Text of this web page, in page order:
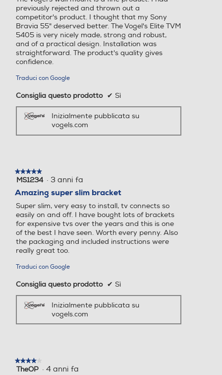
previously rejected and thrown out a
competitor's product. I thought that my Sony
Bravia 55" deserved better. The Vogel's Elite TVM
5405 is very nicely made, strong and robust,
and of a practical design. Installation was
straightforward. The product's quality gives
confidence.
Traduci con Google
Consiglia questo prodotto ✔ Sì
Inizialmente pubblicata su
vogels.com
★★★★★
★★★★★
5
stelle.
MS1234 · 3 anni fa
Amazing super slim bracket
Super slim, very easy to install, tv connects so
easily on and off. I have bought lots of brackets
for expensive tvs over the years and this is one
of the best I have seen. Worth every penny. Also
the packaging and included instructions were
really great too.
Traduci con Google
Consiglia questo prodotto ✔ Sì
Inizialmente pubblicata su
vogels.com
★★★★★
★★★★★
4TheOP · 4 anni fa